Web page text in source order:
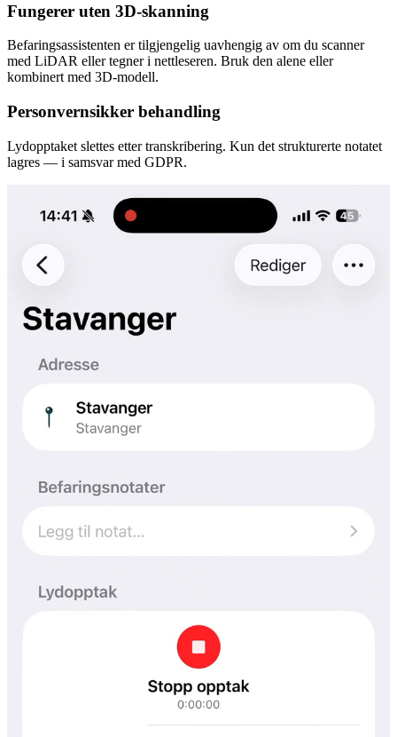
Fungerer uten 3D-skanning
Befaringsassistenten er tilgjengelig uavhengig av om du scanner
med LiDAR eller tegner i nettleseren. Bruk den alene eller
kombinert med 3D-modell.
Personvernsikker behandling
Lydopptaket slettes etter transkribering. Kun det strukturerte notatet
lagres — i samsvar med GDPR.